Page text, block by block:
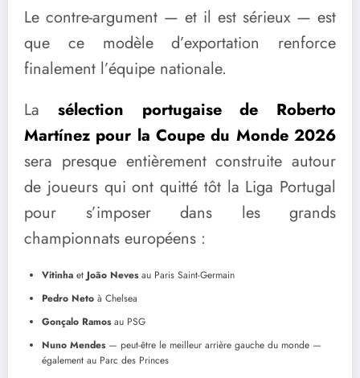
Le contre-argument — et il est sérieux — est
que ce modèle d’exportation renforce
finalement l’équipe nationale.
La sélection portugaise de Roberto
Martínez pour la Coupe du Monde 2026
sera presque entièrement construite autour
de joueurs qui ont quitté tôt la Liga Portugal
pour s’imposer dans les grands
championnats européens :
Vitinha et João Nevesau Paris Saint-Germain
Pedro Neto à Chelsea
Gonçalo Ramosau PSG
Nuno Mendes— peut-être le meilleur arrière gauche du monde —
également au Parc des Princes